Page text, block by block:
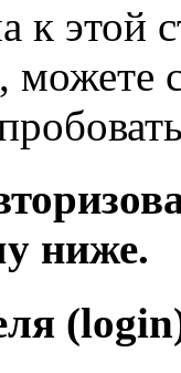
к
можете
ниже.